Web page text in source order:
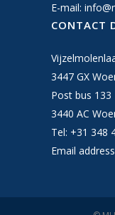
E-mail:
CONTACT
3447 GX
Post bus 133
3440 AC
Tel: +31 348
Email